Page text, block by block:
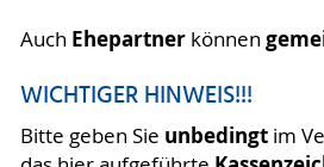
Auch Ehepartner können
WICHTIGER HINWEIS!!!
Bitte geben Sie unbedingt im